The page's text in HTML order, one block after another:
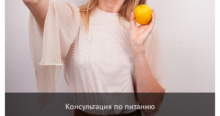
Консультация по питанию